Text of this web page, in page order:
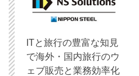
ITと旅行の豊富な知見
で海外・国内旅行のウ
ェブ販売と業務効率化